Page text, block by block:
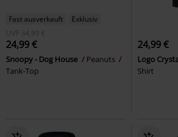
Fast ausverkauft
Exklusiv
UVP
34,99 €
24,99 €
Snoopy - Dog House
Peanuts
Tank-Top
24,99 €
Logo
Shirt